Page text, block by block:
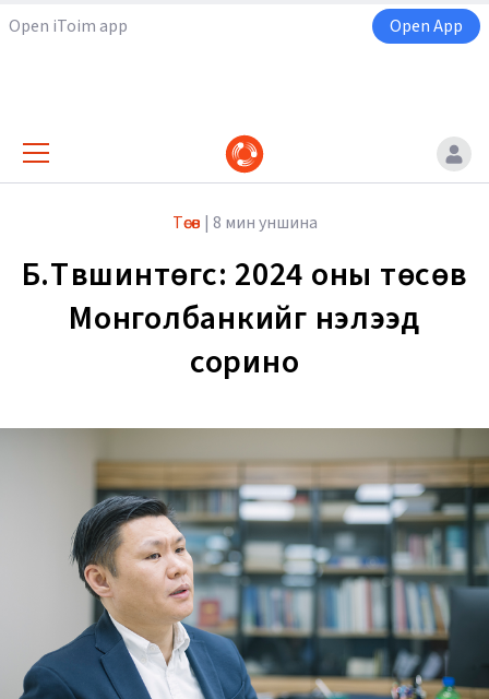
Open iToim app Open App
Төсөв | 8 мин уншина
Б.Түвшинтөгс: 2024 оны төсөв
Монголбанкийг нэлээд
сорино